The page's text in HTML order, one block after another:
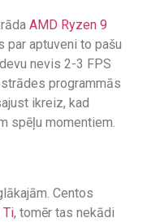
AMD Ryzen 9
par aptuveni to pašu
nevis 2-3 FPS
programmās
ikreiz, kad
spēļu momentiem.
Centos
Ti, tomēr tas nekādi